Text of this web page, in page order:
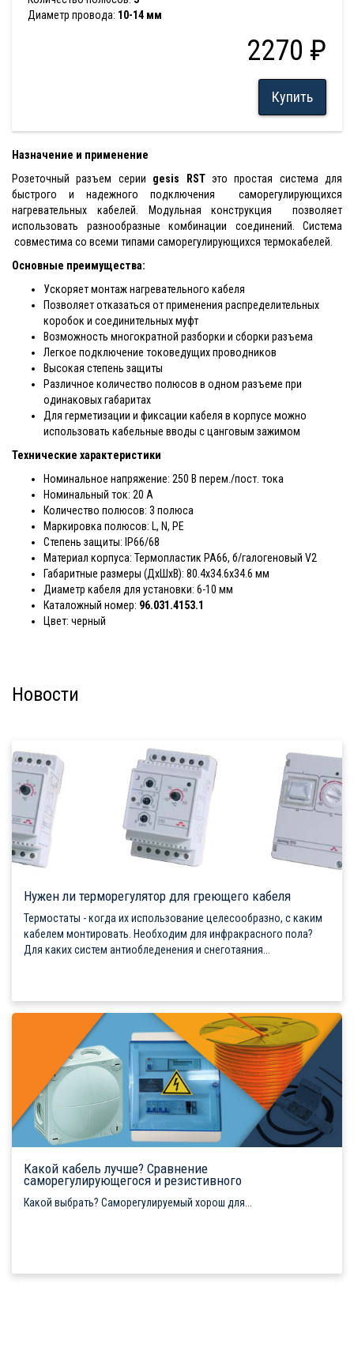
Диаметр провода: 10-14 мм
2270 ₽
Купить
Назначение и применение
Розеточный разъем серии gesis RSTэто простая система для
быстрого и надежного подключения саморегулирующихся
нагревательных кабелей. Модульная конструкция позволяет
использовать разнообразные комбинации соединений. Система
совместима со всеми типами саморегулирующихся термокабелей.
Основные преимущества:
Ускоряет монтаж нагревательного кабеля
Позволяет отказаться от применения распределительных
коробок и соединительных муфт
Возможность многократной разборки и сборки разъема
Легкое подключение токоведущих проводников
Высокая степень защиты
Различное количество полюсов в одном разъеме при
одинаковых габаритах
Для герметизации и фиксации кабеля в корпусе можно
использовать кабельные вводы с цанговым зажимом
Технические характеристики
Номинальное напряжение: 250 В перем./пост. тока
Номинальный ток: 20 А
Количество полюсов: 3 полюса
Маркировка полюсов: L, N, PE
Степень защиты: IP66/68
Материал корпуса: Термопластик РА66, б/галогеновый V2
Габаритные размеры (ДхШхВ): 80.4х34.6х34.6 мм
Диаметр кабеля для установки: 6-10 мм
Каталожный номер: 96.031.4153.1
Цвет: черный
Новости
Нужен ли терморегулятор для греющего кабеля
Термостаты - когда их использование целесообразно, с каким
кабелем монтировать. Необходим для инфракрасного пола?
Для каких систем антиобледенения и снеготаяния...
Какой кабель лучше? Сравнение
саморегулирующегося и резистивного
Какой выбрать? Саморегулируемый хорош для...